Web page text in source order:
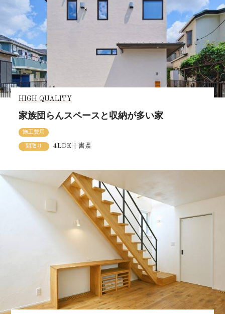
HIGH QUALITY
家族団らんスペースと収納が多い家
施工費用
間取り 4LDK+書斎